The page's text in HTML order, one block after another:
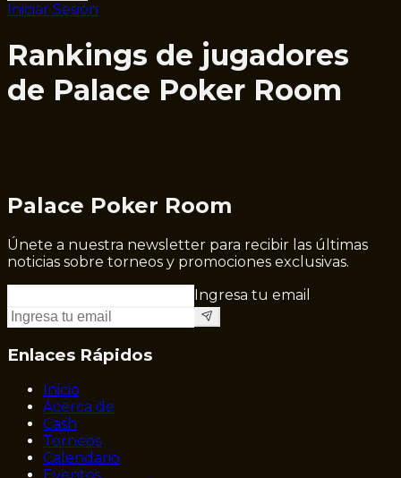
Iniciar Sesión
Rankings de jugadores
de Palace Poker Room
Palace Poker Room
Únete a nuestra newsletter para recibir las últimas
noticias sobre torneos y promociones exclusivas.
Ingresa tu email
Enlaces Rápidos
Inicio
Acerca de
Cash
Torneos
Calendario